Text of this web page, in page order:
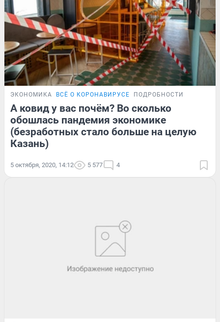
ЭКОНОМИКА ВСЁ О КОРОНАВИРУСЕ ПОДРОБНОСТИ
А ковид у вас почём? Во сколько
обошлась пандемия экономике
(безработных стало больше на целую
Казань)
5 октября, 2020, 14:12 5 577 4